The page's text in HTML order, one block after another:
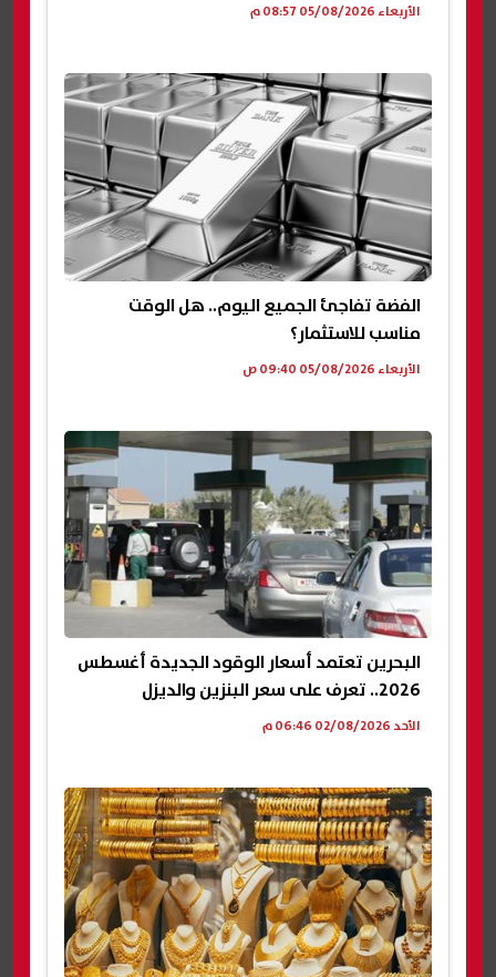
الأربعاء 05/08/2026 08:57 م
الفضة تفاجئ الجميع اليوم.. هل الوقت
مناسب للاستثمار؟
الأربعاء 05/08/2026 09:40 ص
البحرين تعتمد أسعار الوقود الجديدة أغسطس
2026.. تعرف على سعر البنزين والديزل
الأحد 02/08/2026 06:46 م